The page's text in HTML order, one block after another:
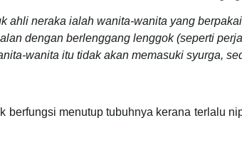
ahli neraka ialah wanita-wanita yang
dengan berlenggang lenggok (seperti
wanita itu tidak akan memasuki syurga,
berfungsi menutup tubuhnya kerana terlalu